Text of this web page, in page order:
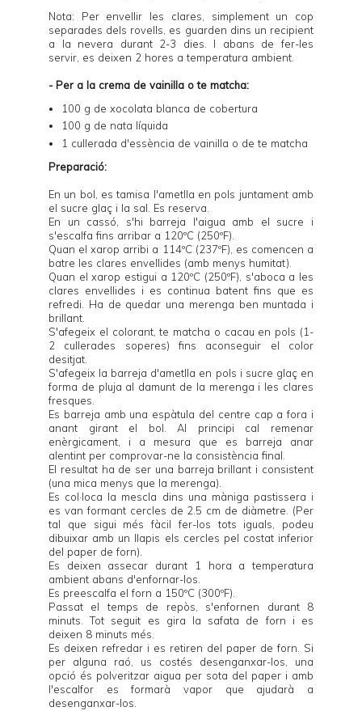
Nota: Per envellir les clares, simplement un cop
separades dels rovells, es guarden dins un recipient
a la nevera durant 2-3 dies. I abans de fer-les
servir, es deixen 2 hores a temperatura ambient.
- Per a la crema de vainilla o te matcha:
100 g de xocolata blanca de cobertura
100 g de nata líquida
1 cullerada d'essència de vainilla o de te matcha
Preparació:
En un bol, es tamisa l'ametlla en pols juntament amb
el sucre glaç i la sal. Es reserva.
En un cassó, s'hi barreja l'aigua amb el sucre i
s'escalfa fins arribar a 120ºC (250ºF).
Quan el xarop arribi a 114ºC (237ºF), es comencen a
batre les clares envellides (amb menys humitat).
Quan el xarop estigui a 120ºC (250ºF), s'aboca a les
clares envellides i es continua batent fins que es
refredi. Ha de quedar una merenga ben muntada i
brillant.
S'afegeix el colorant, te matcha o cacau en pols (1-
2 cullerades soperes) fins aconseguir el color
desitjat.
S'afegeix la barreja d'ametlla en pols i sucre glaç en
forma de pluja al damunt de la merenga i les clares
fresques.
Es barreja amb una espàtula del centre cap a fora i
anant girant el bol. Al principi cal remenar
enèrgicament, i a mesura que es barreja anar
alentint per comprovar-ne la consistència final.
El resultat ha de ser una barreja brillant i consistent
(una mica menys que la merenga).
Es col·loca la mescla dins una màniga pastissera i
es van formant cercles de 2.5 cm de diàmetre. (Per
tal que sigui més fàcil fer-los tots iguals, podeu
dibuixar amb un llapis els cercles pel costat inferior
del paper de forn).
Es deixen assecar durant 1 hora a temperatura
ambient abans d'enfornar-los.
Es preescalfa el forn a 150ºC (300ºF).
Passat el temps de repòs, s'enfornen durant 8
minuts. Tot seguit es gira la safata de forn i es
deixen 8 minuts més.
Es deixen refredar i es retiren del paper de forn. Si
per alguna raó, us costés desenganxar-los, una
opció és polveritzar aigua per sota del paper i amb
l'escalfor es formarà vapor que ajudarà a
desenganxar-los.